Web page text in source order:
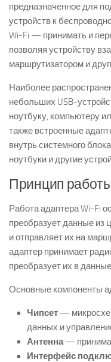
предназначенное для
устройств к
Wi-Fi — принимать и
позволяя устройству
маршрутизатором и
Наиболее
небольших USB-
ноутбуку, компьютеру
также встроенные
внутрь системного
ноутбуки и другие
Принцип
Работа адаптера Wi-Fi
преобразует данные из
и отправляет их на
адаптер принимает
преобразует их в
Основные компоненты
Чипсет —
данных и
Антенна—
Интерфейс